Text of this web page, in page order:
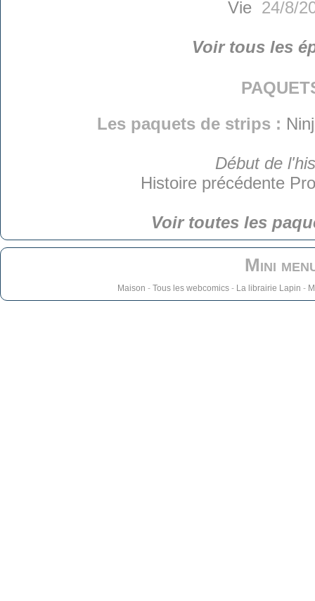
Vie24/8/
Voir tous les
Les paquets de strips :
Début de
Histoire précédente
Voir toutes les
Mini
Maison - Tous les webcomics- La librairie Lapin -